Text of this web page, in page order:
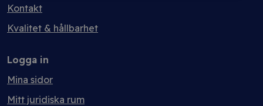
Kontakt
Kvalitet & hållbarhet
Logga in
Mina sidor
Mitt juridiska rum